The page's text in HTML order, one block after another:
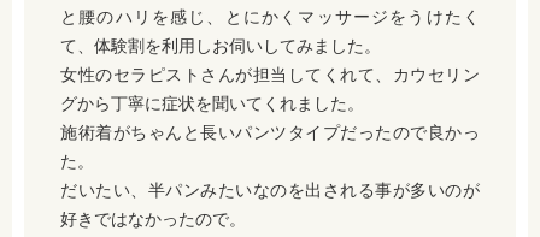
と腰のハリを感じ、とにかくマッサージをうけたく
て、体験割を利用しお伺いしてみました。
女性のセラピストさんが担当してくれて、カウセリン
グから丁寧に症状を聞いてくれました。
施術着がちゃんと長いパンツタイプだったので良かっ
た。
だいたい、半パンみたいなのを出される事が多いのが
好きではなかったので。